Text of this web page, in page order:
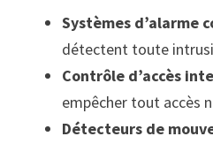
Systèmes d’alarme
détectent toute
Contrôle d’accès
empêcher tout accès
Détecteurs de